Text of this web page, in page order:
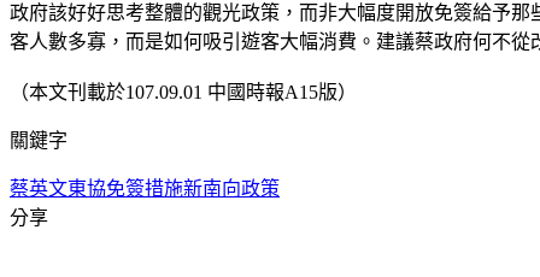
政府該好好思考整體的觀光政策，而非大幅度開放免簽給予
客人數多寡，而是如何吸引遊客大幅消費。建議蔡政府何不從
（本文刊載於107.09.01 中國時報A15版）
關鍵字
蔡英文東協免簽措施新南向政策
分享